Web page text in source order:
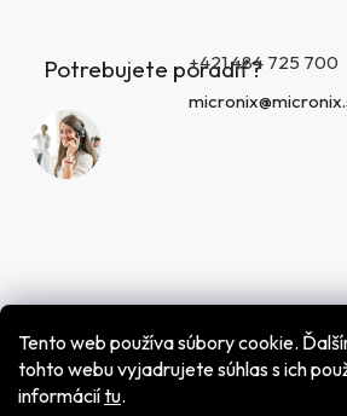
Tento web používa súbory cookie.
tohto webu vyjadrujete súhlas s ich
informáciítu.
Potrebujete poradiť?+421 484 725 700